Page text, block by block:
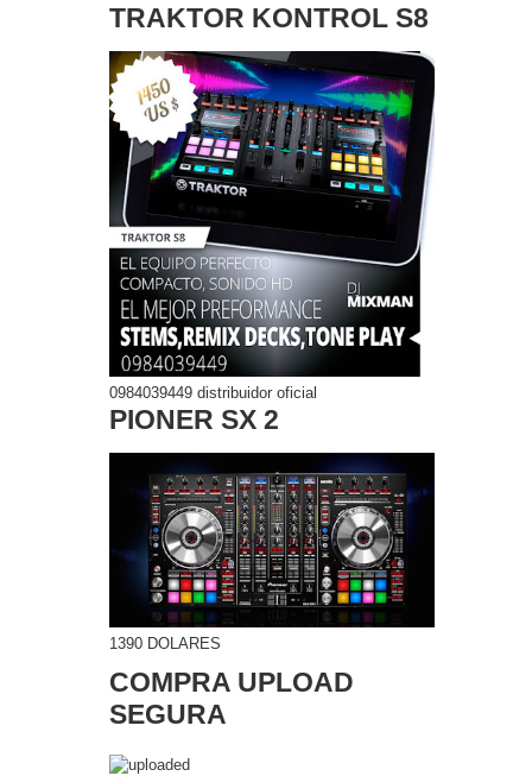
TRAKTOR KONTROL S8
0984039449 distribuidor oficial
PIONER SX 2
1390 DOLARES
COMPRA UPLOAD
SEGURA